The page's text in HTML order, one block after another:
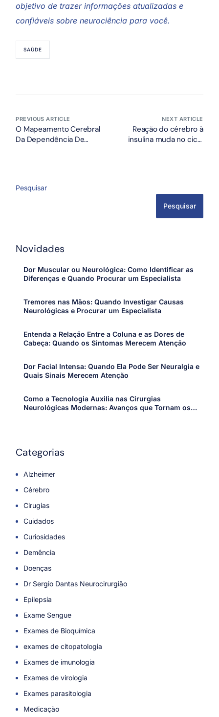
objetivo de trazer informações atualizadas e
confiáveis sobre neurociência para você.
SAÚDE
PREVIOUS ARTICLE
O Mapeamento Cerebral
Da Dependência De
NEXT ARTICLE
Reação do cérebro à
insulina muda no ciclo
Pesquisar
Pesquisar
Novidades
Dor Muscular ou Neurológica: Como Identificar as
Diferenças e Quando Procurar um Especialista
Tremores nas Mãos: Quando Investigar Causas
Neurológicas e Procurar um Especialista
Entenda a Relação Entre a Coluna e as Dores de
Cabeça: Quando os Sintomas Merecem Atenção
Dor Facial Intensa: Quando Ela Pode Ser Neuralgia e
Quais Sinais Merecem Atenção
Como a Tecnologia Auxilia nas Cirurgias
Neurológicas Modernas: Avanços que Tornam os
Categorias
Alzheimer
Cérebro
Cirugias
Cuidados
Curiosidades
Demência
Doenças
Dr Sergio Dantas Neurocirurgião
Epilepsia
Exame Sengue
Exames de Bioquímica
exames de citopatologia
Exames de imunologia
Exames de virologia
Exames parasitologia
Medicação